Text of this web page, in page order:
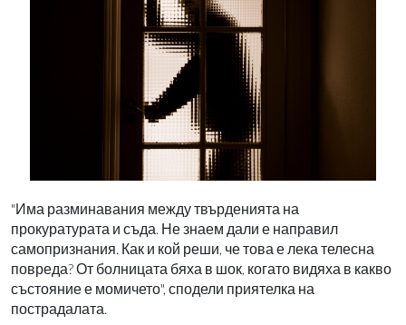
"Има разминавания между твърденията на
прокуратурата и съда. Не знаем дали е направил
самопризнания. Как и кой реши, че това е лека телесна
повреда? От болницата бяха в шок, когато видяха в какво
състояние е момичето", сподели приятелка на
пострадалата.